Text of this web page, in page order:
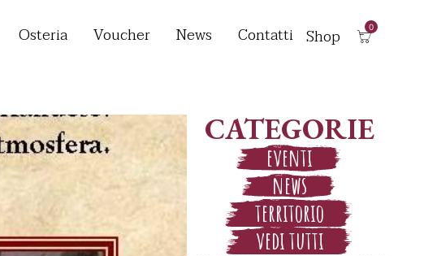
Osteria Voucher News Contatti Shop
CATEGORIE
eventi
news
territorio
vedi tutti